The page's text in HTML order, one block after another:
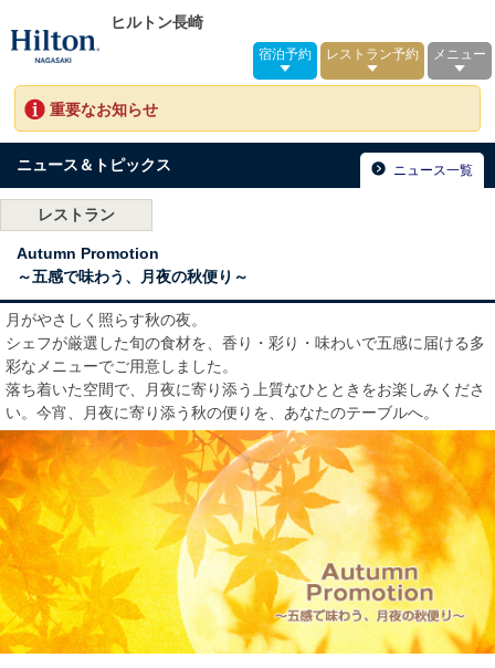
ヒルトン長崎
宿泊予約 レストラン予約 メニュー
重要なお知らせ
ニュース＆トピックス ニュース一覧
レストラン
Autumn Promotion
～五感で味わう、月夜の秋便り～
月がやさしく照らす秋の夜。
シェフが厳選した旬の食材を、香り・彩り・味わいで五感に届ける多
彩なメニューでご用意しました。
落ち着いた空間で、月夜に寄り添う上質なひとときをお楽しみくださ
い。今宵、月夜に寄り添う秋の便りを、あなたのテーブルへ。